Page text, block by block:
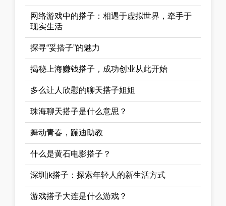
网络游戏中的搭子：相遇于虚拟世界，牵手于
现实生活
探寻“妥搭子”的魅力
揭秘上海赚钱搭子，成功创业从此开始
多么让人欣慰的聊天搭子姐姐
珠海聊天搭子是什么意思？
舞动青春，蹦迪助教
什么是黄石电影搭子？
深圳jk搭子：探索年轻人的新生活方式
游戏搭子大连是什么游戏？